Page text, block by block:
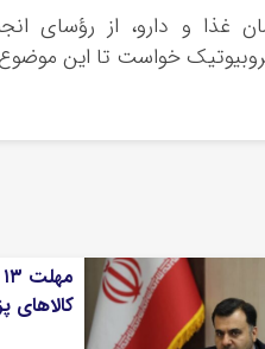
غذا و دارو، از رؤسای
خواست تا این موضوع
کالاهای